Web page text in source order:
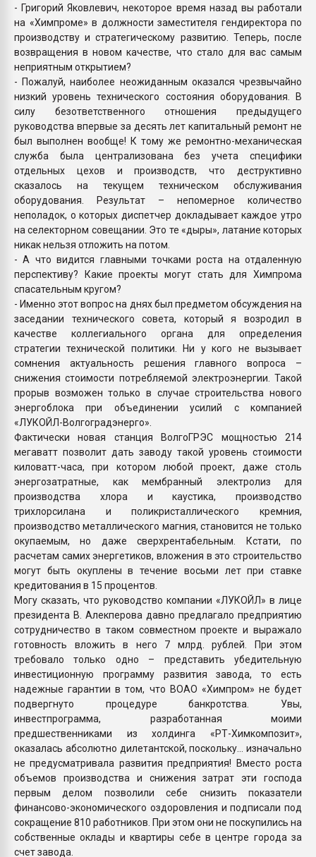
- Григорий Яковлевич, некоторое время назад вы работали
на «Химпроме» в должности заместителя гендиректора по
производству и стратегическому развитию. Теперь, после
возвращения в новом качестве, что стало для вас самым
неприятным открытием?
- Пожалуй, наиболее неожиданным оказался чрезвычайно
низкий уровень технического состояния оборудования. В
силу безответственного отношения предыдущего
руководства впервые за десять лет капитальный ремонт не
был выполнен вообще! К тому же ремонтно-механическая
служба была централизована без учета специфики
отдельных цехов и производств, что деструктивно
сказалось на текущем техническом обслуживания
оборудования. Результат – непомерное количество
неполадок, о которых диспетчер докладывает каждое утро
на селекторном совещании. Это те «дыры», латание которых
никак нельзя отложить на потом.
- А что видится главными точками роста на отдаленную
перспективу? Какие проекты могут стать для Химпрома
спасательным кругом?
- Именно этот вопрос на днях был предметом обсуждения на
заседании технического совета, который я возродил в
качестве коллегиального органа для определения
стратегии технической политики. Ни у кого не вызывает
сомнения актуальность решения главного вопроса –
снижения стоимости потребляемой электроэнергии. Такой
прорыв возможен только в случае строительства нового
энергоблока при объединении усилий с компанией
«ЛУКОЙЛ-Волгоградэнерго».
Фактически новая станция ВолгоГРЭС мощностью 214
мегаватт позволит дать заводу такой уровень стоимости
киловатт-часа, при котором любой проект, даже столь
энергозатратные, как мембранный электролиз для
производства хлора и каустика, производство
трихлорсилана и поликристаллического кремния,
производство металлического магния, становится не только
окупаемым, но даже сверхрентабельным. Кстати, по
расчетам самих энергетиков, вложения в это строительство
могут быть окуплены в течение восьми лет при ставке
кредитования в 15 процентов.
Могу сказать, что руководство компании «ЛУКОЙЛ» в лице
президента В. Алекперова давно предлагало предприятию
сотрудничество в таком совместном проекте и выражало
готовность вложить в него 7 млрд. рублей. При этом
требовало только одно – представить убедительную
инвестиционную программу развития завода, то есть
надежные гарантии в том, что ВОАО «Химпром» не будет
подвергнуто процедуре банкротства. Увы,
инвестпрограмма, разработанная моими
предшественниками из холдинга «РТ-Химкомпозит»,
оказалась абсолютно дилетантской, поскольку… изначально
не предусматривала развития предприятия! Вместо роста
объемов производства и снижения затрат эти господа
первым делом позволили себе снизить показатели
финансово-экономического оздоровления и подписали под
сокращение 810 работников. При этом они не поскупились на
собственные оклады и квартиры себе в центре города за
счет завода.